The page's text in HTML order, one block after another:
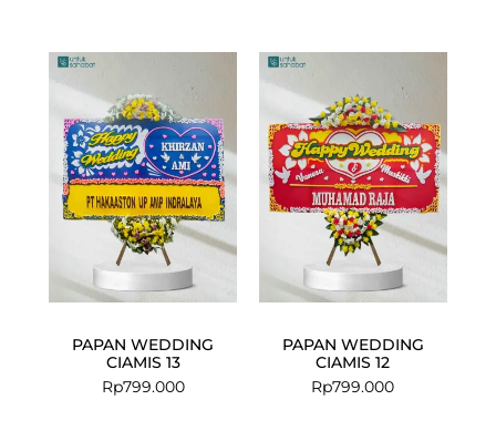
PAPAN WEDDING
CIAMIS 13
Rp799.000
PAPAN WEDDING
CIAMIS 12
Rp799.000